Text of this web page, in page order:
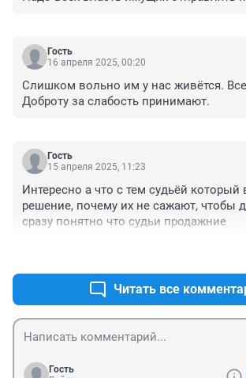
Гость
16 апреля 2025, 00:20
Слишком вольно им у нас живётся.
Доброту за слабость принимают.
Гость
15 апреля 2025, 11:23
Интересно а что с тем судьёй который
решение, почему их не сажают, чтобы
сразу понятно что судьи продажние
Читать все
Гость